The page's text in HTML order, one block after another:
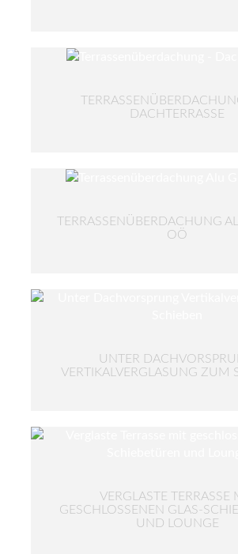
DACHTERRASSE
TERRASSENÜBERDACHUNG
OÖ
UNTER
VERTIKALVERGLASUNG ZUM
VERGLASTE TERRASSE
GESCHLOSSENEN GLAS-
UND LOUNGE